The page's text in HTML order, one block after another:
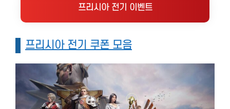
프리시아 전기 이벤트
프리시아 전기 쿠폰 모음